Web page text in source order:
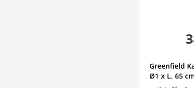
Greenfield
Ø1 x L. 65